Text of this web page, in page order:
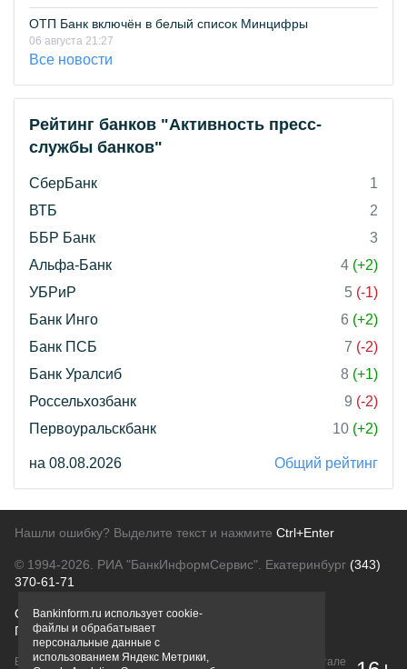
ОТП Банк включён в белый список Минцифры
06 августа 21:27
Все новости
Рейтинг банков "Активность пресс-
службы банков"
СберБанк
1
ВТБ
2
ББР Банк
3
Альфа-Банк
4 (+2)
УБРиР
5 (-1)
Банк Инго
6 (+2)
Банк ПСБ
7 (-2)
Банк Уралсиб
8 (+1)
Россельхозбанк
9 (-2)
Первоуральскбанк
10 (+2)
на 08.08.2026 Общий рейтинг
Нашли ошибку? Выделите текст и нажмите Ctrl+Enter
© 1994-2026. РИА "БанкИнформСервис". Екатеринбург (343)
370-61-71
О проектеПолитика конфиденциальности
Правовая информацияДля рекламодателей
Вся информация о продуктах банков, размещенная на портале
Bankinform.ru использует cookie-
файлы и обрабатывает
персональные данные с
использованием Яндекс Метрики,